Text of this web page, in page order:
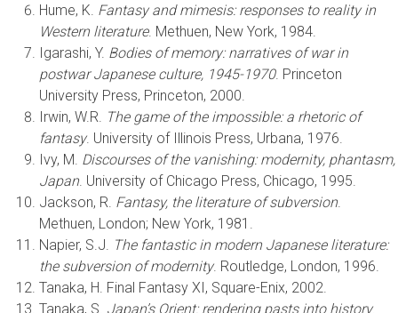
Hume, K. Fantasy and mimesis: responses to reality in
Western literature. Methuen, New York, 1984.
Igarashi, Y. Bodies of memory: narratives of war in
postwar Japanese culture, 1945-1970. Princeton
University Press, Princeton, 2000.
Irwin, W.R.
The game of the impossible: a rhetoric of
fantasy. University of Illinois Press, Urbana, 1976.
Ivy, M. Discourses of the vanishing: modernity, phantasm,
Japan. University of Chicago Press, Chicago, 1995.
Jackson, R. Fantasy, the literature of subversion.
Methuen, London; New York, 1981.
Napier, S.J.
The fantastic in modern Japanese literature:
the subversion of modernity. Routledge, London, 1996.
Tanaka, H. Final Fantasy XI, Square-Enix, 2002.
Tanaka, S. Japan’s Orient: rendering pasts into history.